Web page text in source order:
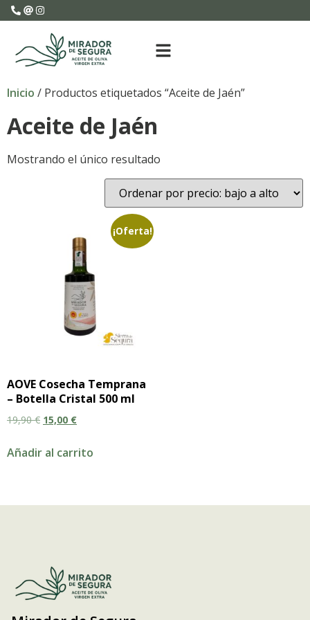
Inicio / Productos etiquetados “Aceite de Jaén”
Aceite de Jaén
Mostrando el único resultado
¡Oferta!
AOVE Cosecha Temprana
– Botella Cristal 500 ml
19,90€ 15,00 €
Añadir al carrito